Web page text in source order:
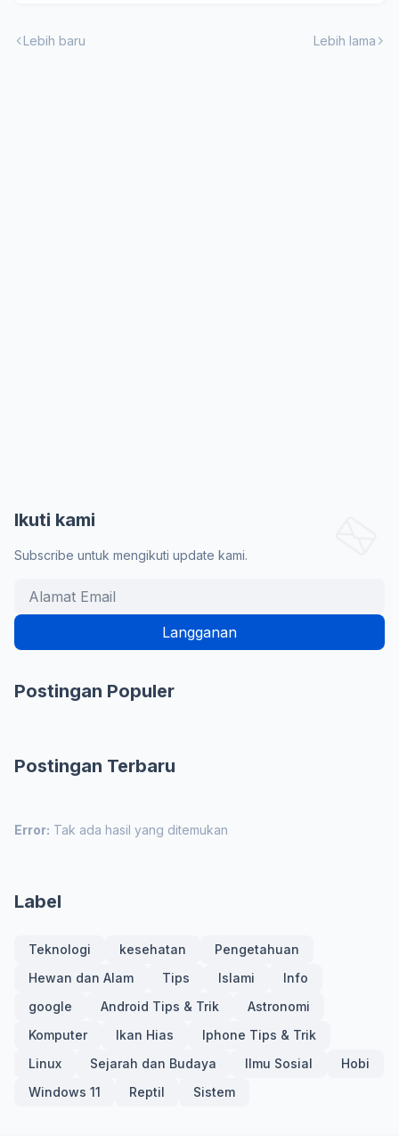
Lebih baru Lebih lama
Ikuti kami
Subscribe untuk mengikuti update kami.
Postingan Populer
Postingan Terbaru
Error: Tak ada hasil yang ditemukan
Label
Teknologi kesehatan
Pengetahuan
Hewan dan Alam
Tips Islami
Info
google
Android Tips & Trik
Astronomi
Komputer
Ikan Hias
Iphone Tips & Trik
Linux
Sejarah dan Budaya Ilmu Sosial
Hobi
Windows 11
Reptil Sistem